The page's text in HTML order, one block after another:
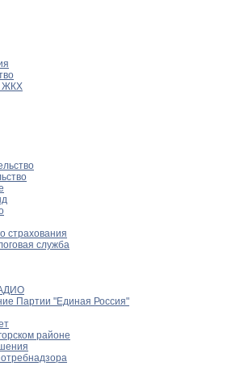
ЖКХ
страхования
служба
Партии "Единая Россия"
районе